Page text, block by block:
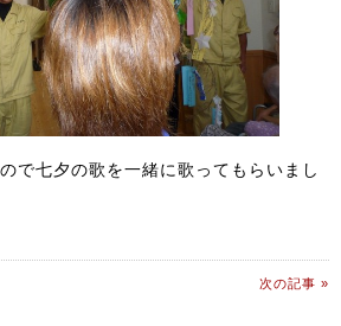
で七夕の歌を一緒に歌ってもらいまし
次の記事 »